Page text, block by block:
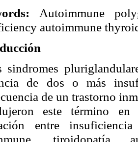
Autoimmune
autoimmune
sindromes
de dos o más
de un trastorno
este término
entre
tiroidopatía